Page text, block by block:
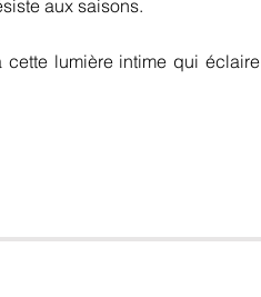
aux saisons.
lumière intime qui éclaire